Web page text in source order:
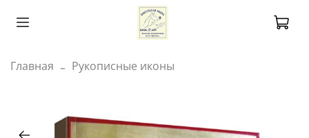
Главная Рукописные иконы